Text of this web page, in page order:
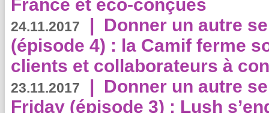
France et éco-conçues
24.11.2017 | Donner un autre
(épisode 4) : la Camif ferme
clients et collaborateurs à
23.11.2017 | Donner un autre
Friday (épisode 3) : Lush